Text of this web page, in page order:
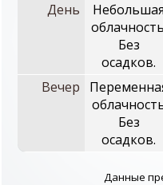
День
Небольшая
Без
осадков.
Вечер
Без
осадков.
Данные